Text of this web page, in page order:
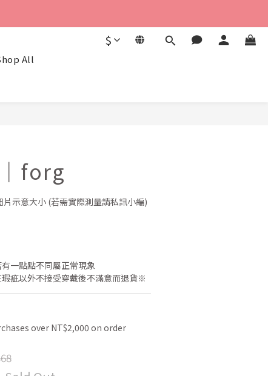
$
All
forg
片示意大小 (若需實際測量請私訊小編)
一點點不同屬正常現象
疵以外不接受穿戴後不滿意而退貨※
over NT$2,000 on order